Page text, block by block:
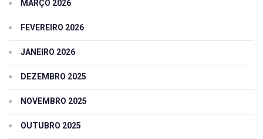
MARÇO 2026
FEVEREIRO 2026
JANEIRO 2026
DEZEMBRO 2025
NOVEMBRO 2025
OUTUBRO 2025